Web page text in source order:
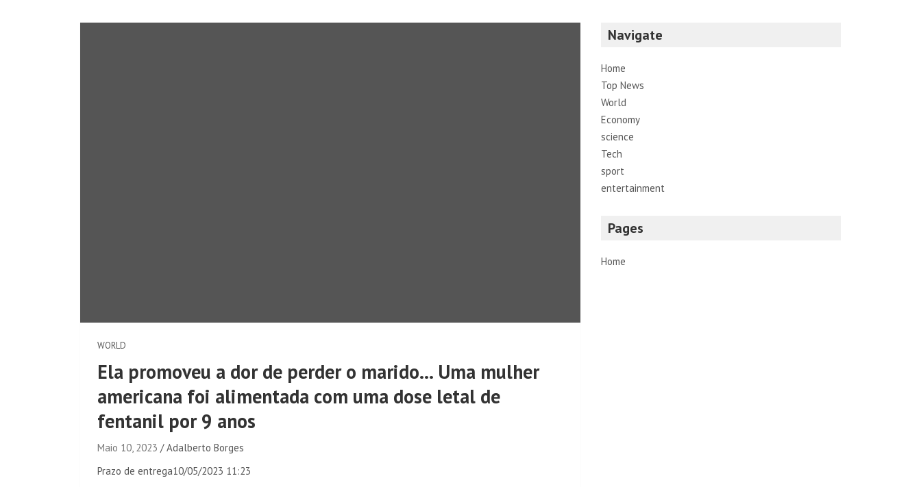
WORLD
Ela promoveu a dor de perder o marido… Uma mulher
americana foi alimentada com uma dose letal de
fentanil por 9 anos
Maio 10, 2023
Adalberto Borges
Prazo de entrega10/05/2023 11:23
Navigate
Home
Top News
World
Economy
science
Tech
sport
entertainment
Pages
Home